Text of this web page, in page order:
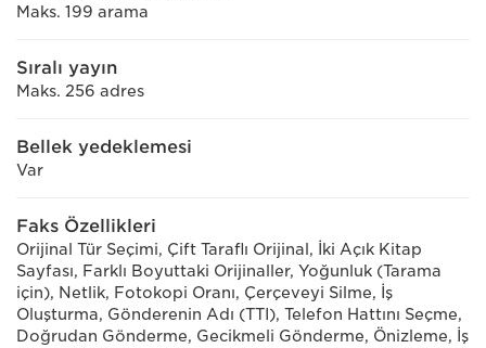
Maks. 199 arama
Sıralı yayın
Maks. 256 adres
Bellek yedeklemesi
Var
Faks Özellikleri
Orijinal Tür Seçimi, Çift Taraflı Orijinal, İki Açık Kitap
Sayfası, Farklı Boyuttaki Orijinaller, Yoğunluk (Tarama
için), Netlik, Fotokopi Oranı, Çerçeveyi Silme, İş
Oluşturma, Gönderenin Adı (TTI), Telefon Hattını Seçme,
Doğrudan Gönderme, Gecikmeli Gönderme, Önizleme, İş